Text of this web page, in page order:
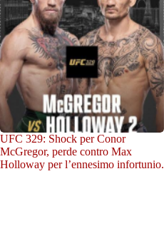
UFC 329: Shock per Conor
McGregor, perde contro Max
Holloway per l’ennesimo infortunio.